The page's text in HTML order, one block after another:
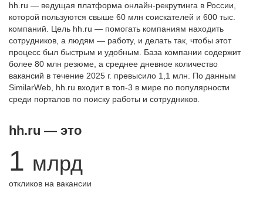
hh.ru — ведущая платформа онлайн-рекрутинга в России,
которой пользуются свыше 60 млн соискателей и 600 тыс.
компаний. Цель hh.ru — помогать компаниям находить
сотрудников, а людям — работу, и делать так, чтобы этот
процесс был быстрым и удобным. База компании содержит
более 80 млн резюме, а среднее дневное количество
вакансий в течение 2025 г. превысило 1,1 млн. По данным
SimilarWeb, hh.ru входит в топ-3 в мире по популярности
среди порталов по поиску работы и сотрудников.
hh.ru — это
1 млрд
откликов на вакансии